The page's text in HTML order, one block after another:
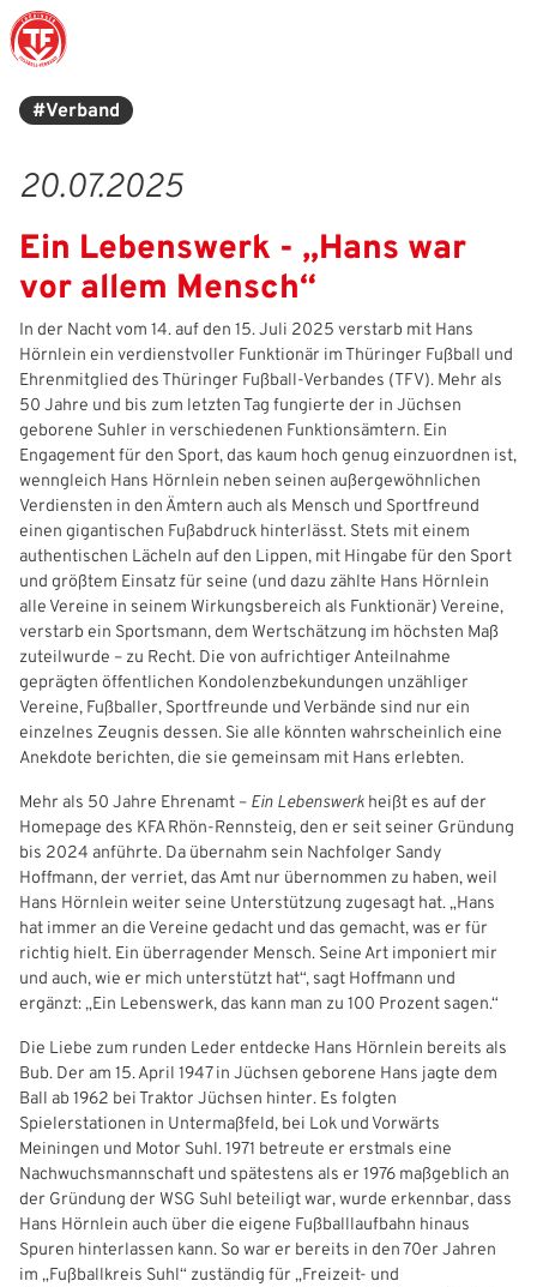
#Verband
20.07.2025
Ein Lebenswerk - „Hans war
vor allem Mensch“
In der Nacht vom 14. auf den 15. Juli 2025 verstarb mit Hans
Hörnlein ein verdienstvoller Funktionär im Thüringer Fußball und
Ehrenmitglied des Thüringer Fußball-Verbandes (TFV). Mehr als
50 Jahre und bis zum letzten Tag fungierte der in Jüchsen
geborene Suhler in verschiedenen Funktionsämtern. Ein
Engagement für den Sport, das kaum hoch genug einzuordnen ist,
wenngleich Hans Hörnlein neben seinen außergewöhnlichen
Verdiensten in den Ämtern auch als Mensch und Sportfreund
einen gigantischen Fußabdruck hinterlässt. Stets mit einem
authentischen Lächeln auf den Lippen, mit Hingabe für den Sport
und größtem Einsatz für seine (und dazu zählte Hans Hörnlein
alle Vereine in seinem Wirkungsbereich als Funktionär) Vereine,
verstarb ein Sportsmann, dem Wertschätzung im höchsten Maß
zuteilwurde – zu Recht. Die von aufrichtiger Anteilnahme
geprägten öffentlichen Kondolenzbekundungen unzähliger
Vereine, Fußballer, Sportfreunde und Verbände sind nur ein
einzelnes Zeugnis dessen. Sie alle könnten wahrscheinlich eine
Anekdote berichten, die sie gemeinsam mit Hans erlebten.
Mehr als 50 Jahre Ehrenamt – Ein Lebenswerk heißt es auf der
Homepage des KFA Rhön-Rennsteig, den er seit seiner Gründung
bis 2024 anführte. Da übernahm sein Nachfolger Sandy
Hoffmann, der verriet, das Amt nur übernommen zu haben, weil
Hans Hörnlein weiter seine Unterstützung zugesagt hat. „Hans
hat immer an die Vereine gedacht und das gemacht, was er für
richtig hielt. Ein überragender Mensch. Seine Art imponiert mir
und auch, wie er mich unterstützt hat“, sagt Hoffmann und
ergänzt: „Ein Lebenswerk, das kann man zu 100 Prozent sagen.“
Die Liebe zum runden Leder entdecke Hans Hörnlein bereits als
Bub. Der am 15. April 1947 in Jüchsen geborene Hans jagte dem
Ball ab 1962 bei Traktor Jüchsen hinter. Es folgten
Spielerstationen in Untermaßfeld, bei Lok und Vorwärts
Meiningen und Motor Suhl. 1971 betreute er erstmals eine
Nachwuchsmannschaft und spätestens als er 1976 maßgeblich an
der Gründung der WSG Suhl beteiligt war, wurde erkennbar, dass
Hans Hörnlein auch über die eigene Fußballlaufbahn hinaus
Spuren hinterlassen kann. So war er bereits in den 70er Jahren
im „Fußballkreis Suhl“ zuständig für „Freizeit- und
Geschäftsstelle
Chronik
Ehrentafel
Karriere
Partnerschaft
Mitgliedschaft
Sicherheit
Junioren
Juniorinnen
Kinderfußball
eSports
Schiedsrichter
Freizeit- und Breitensport
Futsal
Eliteschulen
Erzieher und Lehrer
Veranstaltungskalender
DFB-Mobil
DFB-Masterplan
Vielfalt
Fair Play
Inklusion
Prävention
Schule und Kita
Kinder- und Jugendschutz
#siekickt
Tage des Mädchenfußballs
Newsletter
DFBnet
Passwesen
Vereinsangebote
Archiv
Downloads
Datenschutz
Länderspiele
Impressum